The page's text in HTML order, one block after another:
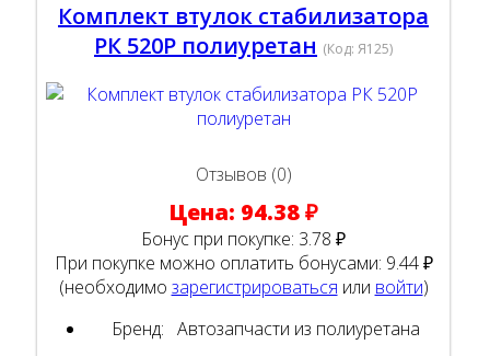
Комплект втулок стабилизатора
РК 520Р полиуретан (Код:Я125)
Отзывов (0)
Цена: 94.38 ₽
Бонус при покупке: 3.78 ₽
При покупке можно оплатить бонусами: 9.44 ₽
(необходимо зарегистрироваться или войти)
Бренд: Автозапчасти из полиуретана